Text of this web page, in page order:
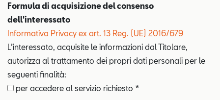
Formula di acquisizione del consenso
dell'interessato
Informativa Privacy ex art. 13 Reg. (UE) 2016/679
L’interessato, acquisite le informazioni dal Titolare,
autorizza al trattamento dei propri dati personali per le
seguenti finalità:
per accedere al servizio richiesto *